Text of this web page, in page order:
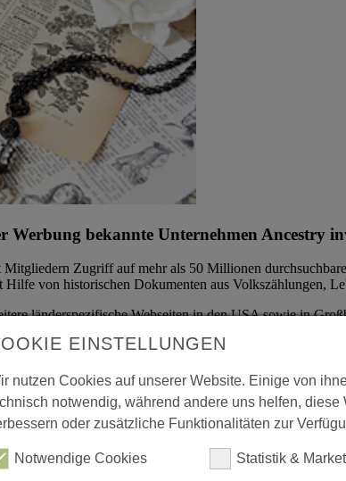
bekannte Unternehmen Ancestry
Zugriff auf mehr als 50 Millionen
von historischen Dokumenten aus Volkszählungen,
länderspezifische Webseiten in den USA sowie in
und bietet Zugriff auf Milliarden historische
weltweit.
das unter anderem einen Standort in München
Norton investiert. Der Private Equity Manager ist
III und V.
EINSTELLUNGEN
nutzen Cookies auf unserer Website. Einige von
notwendig, während andere uns helfen, diese
oder zusätzliche Funktionalitäten zur
Notwendige Cookies Statistik &